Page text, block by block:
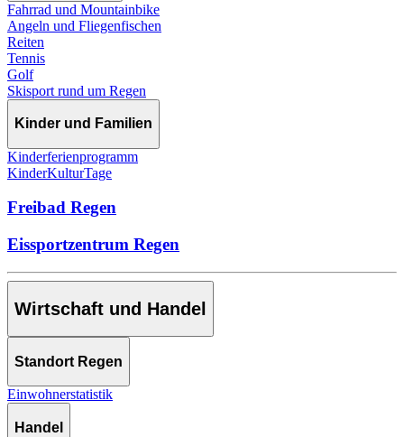
Fahrrad und Mountainbike
Angeln und Fliegenfischen
Reiten
Tennis
Golf
Skisport rund um Regen
Kinder und Familien
Kinderferienprogramm
KinderKulturTage
Freibad Regen
Eissportzentrum Regen
Wirtschaft und Handel
Standort Regen
Einwohnerstatistik
Handel